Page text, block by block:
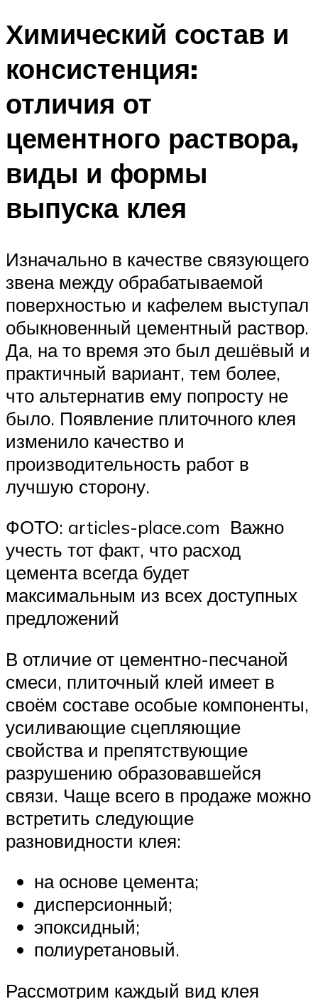
Химический состав и
консистенция:
отличия от
цементного раствора,
виды и формы
выпуска клея
Изначально в качестве связующего
звена между обрабатываемой
поверхностью и кафелем выступал
обыкновенный цементный раствор.
Да, на то время это был дешёвый и
практичный вариант, тем более,
что альтернатив ему попросту не
было. Появление плиточного клея
изменило качество и
производительность работ в
лучшую сторону.
ФОТО: articles-place.com Важно
учесть тот факт, что расход
цемента всегда будет
максимальным из всех доступных
предложений
В отличие от цементно-песчаной
смеси, плиточный клей имеет в
своём составе особые компоненты,
усиливающие сцепляющие
свойства и препятствующие
разрушению образовавшейся
связи. Чаще всего в продаже можно
встретить следующие
разновидности клея:
на основе цемента;
дисперсионный;
эпоксидный;
полиуретановый.
Рассмотрим каждый вид клея